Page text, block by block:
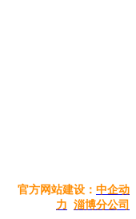
官方网站建设： 中企动
力 淄博分公司